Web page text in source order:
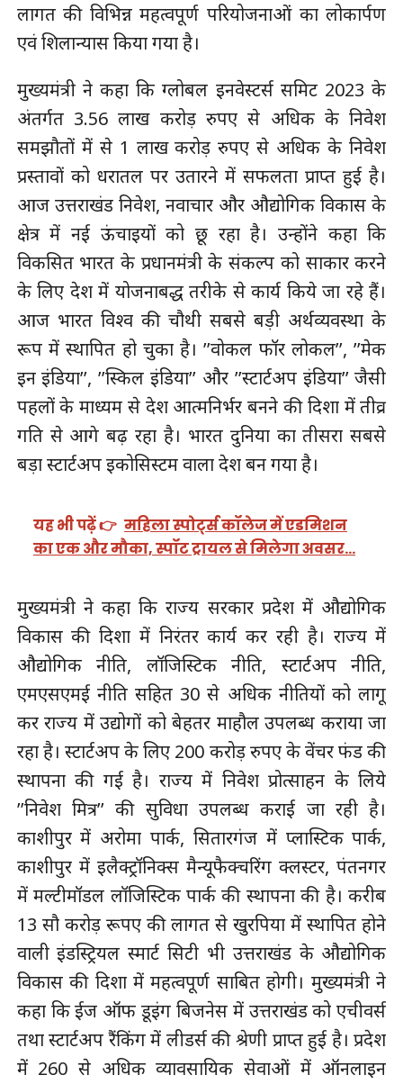
लागत की विभिन्न महत्वपूर्ण परियोजनाओं का लोकार्पण
एवं शिलान्यास किया गया है।
मुख्यमंत्री ने कहा कि ग्लोबल इनवेस्टर्स समिट 2023 के
अंतर्गत 3.56 लाख करोड़ रुपए से अधिक के निवेश
समझौतों में से 1 लाख करोड़ रुपए से अधिक के निवेश
प्रस्तावों को धरातल पर उतारने में सफलता प्राप्त हुई है।
आज उत्तराखंड निवेश, नवाचार और औद्योगिक विकास के
क्षेत्र में नई ऊंचाइयों को छू रहा है। उन्होंने कहा कि
विकसित भारत के प्रधानमंत्री के संकल्प को साकार करने
के लिए देश में योजनाबद्ध तरीके से कार्य किये जा रहे हैं।
आज भारत विश्व की चौथी सबसे बड़ी अर्थव्यवस्था के
रूप में स्थापित हो चुका है। ’’वोकल फॉर लोकल’’, ’’मेक
इन इंडिया’’, ’’स्किल इंडिया’’ और ’’स्टार्टअप इंडिया’’ जैसी
पहलों के माध्यम से देश आत्मनिर्भर बनने की दिशा में तीव्र
गति से आगे बढ़ रहा है। भारत दुनिया का तीसरा सबसे
बड़ा स्टार्टअप इकोसिस्टम वाला देश बन गया है।
यह भी पढ़ें 👉 महिला स्पोर्ट्स कॉलेज में एडमिशन
का एक और मौका, स्पॉट ट्रायल से मिलेगा अवसर…
मुख्यमंत्री ने कहा कि राज्य सरकार प्रदेश में औद्योगिक
विकास की दिशा में निरंतर कार्य कर रही है। राज्य में
औद्योगिक नीति, लॉजिस्टिक नीति, स्टार्टअप नीति,
एमएसएमई नीति सहित 30 से अधिक नीतियों को लागू
कर राज्य में उद्योगों को बेहतर माहौल उपलब्ध कराया जा
रहा है। स्टार्टअप के लिए 200 करोड़ रुपए के वेंचर फंड की
स्थापना की गई है। राज्य में निवेश प्रोत्साहन के लिये
’’निवेश मित्र’’ की सुविधा उपलब्ध कराई जा रही है।
काशीपुर में अरोमा पार्क, सितारगंज में प्लास्टिक पार्क,
काशीपुर में इलैक्ट्रॉनिक्स मैन्यूफैक्चरिंग क्लस्टर, पंतनगर
में मल्टीमॉडल लॉजिस्टिक पार्क की स्थापना की है। करीब
13 सौ करोड़ रूपए की लागत से खुरपिया में स्थापित होने
वाली इंडस्ट्रियल स्मार्ट सिटी भी उत्तराखंड के औद्योगिक
विकास की दिशा में महत्वपूर्ण साबित होगी। मुख्यमंत्री ने
कहा कि ईज ऑफ डूइंग बिजनेस में उत्तराखंड को एचीवर्स
तथा स्टार्टअप रैंकिंग में लीडर्स की श्रेणी प्राप्त हुई है। प्रदेश
में 260 से अधिक व्यावसायिक सेवाओं में ऑनलाइन